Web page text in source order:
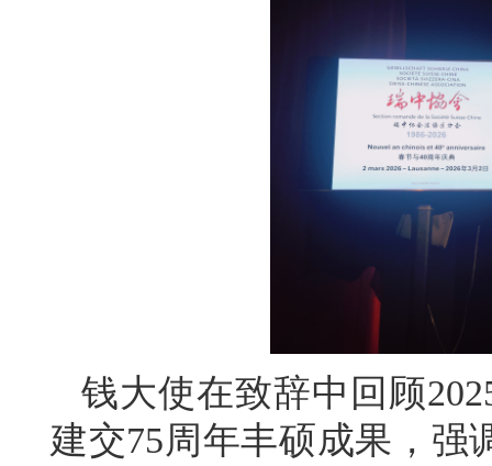
钱大使在致辞中回顾
建交75周年丰硕成果，强